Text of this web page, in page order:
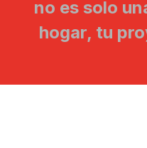
no es solo
hogar, tu